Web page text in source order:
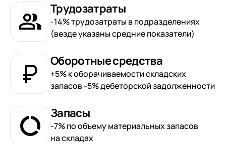
Трудозатраты
-14% трудозатраты в подразделениях
(везде указаны средние показатели)
Оборотные средства
+5% к оборачиваемости складских
запасов -5% дебеторской задолженности
Запасы
-7% по объему материальных запасов
на складах